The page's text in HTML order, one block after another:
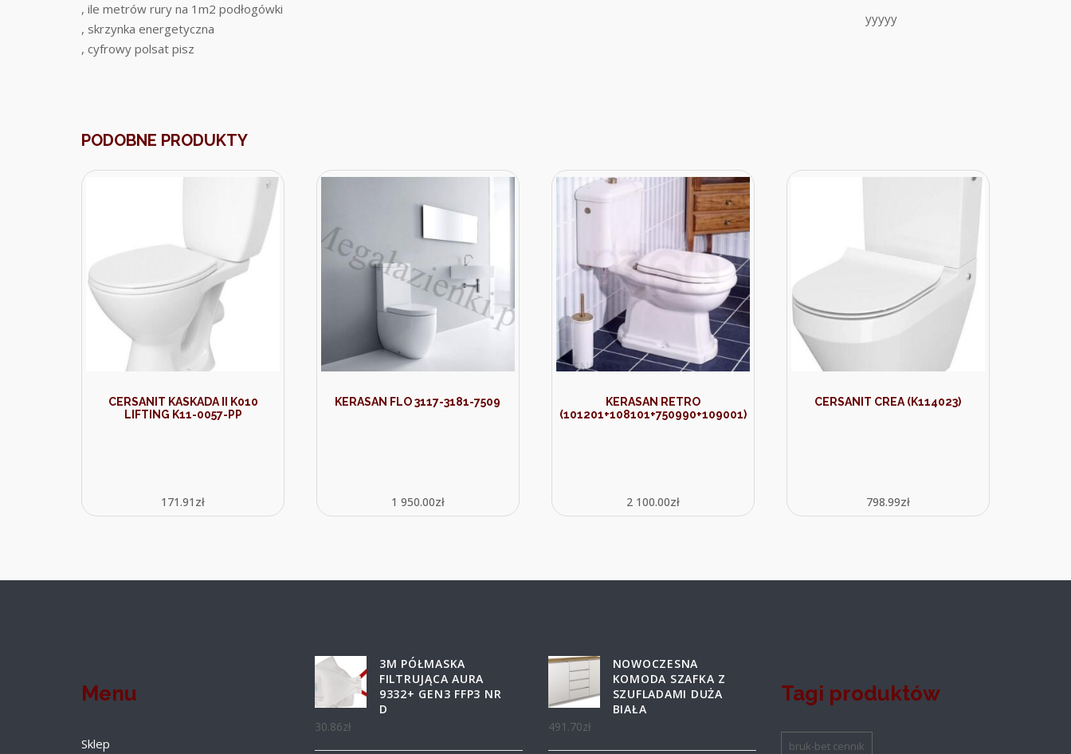
, ile metrów rury na 1m2 podłogówki
, skrzynka energetyczna
, cyfrowy polsat pisz
yyyyy
PODOBNE PRODUKTY
CERSANIT KASKADA II K010
LIFTING K11-0057-PP
171.91 zł
KERASAN FLO 3117-3181-7509
1 950.00zł
KERASAN RETRO
(101201+108101+750990+109001)
2 100.00zł
CERSANIT CREA (K114023)
798.99zł
Menu
Sklep
3M PÓŁMASKA
FILTRUJĄCA AURA
9332+ GEN3 FFP3 NR
D
30.86zł
NOWOCZESNA
KOMODA SZAFKA Z
SZUFLADAMI DUŻA
BIAŁA
491.70zł
Tagi produktów
bruk-bet cennik